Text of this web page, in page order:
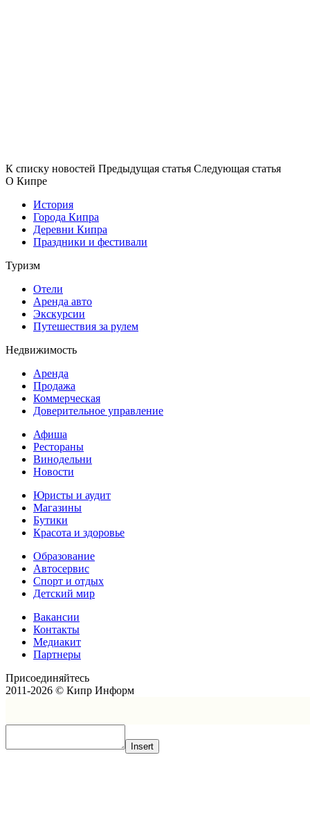
К списку новостей Предыдущая статья Следующая статья
О Кипре
История
Города Кипра
Деревни Кипра
Праздники и фестивали
Туризм
Отели
Аренда авто
Экскурсии
Путешествия за рулем
Недвижимость
Аренда
Продажа
Коммерческая
Доверительное управление
Афиша
Рестораны
Винодельни
Новости
Юристы и аудит
Магазины
Бутики
Красота и здоровье
Образование
Автосервис
Спорт и отдых
Детский мир
Вакансии
Контакты
Медиакит
Партнеры
Присоединяйтесь
2011-2026 © Кипр Информ
Insert